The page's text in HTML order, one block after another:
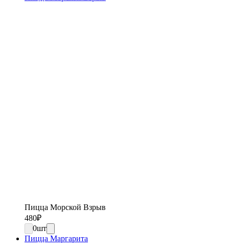
Пицца Морской Взрыв
480₽
0шт
Пицца Маргарита